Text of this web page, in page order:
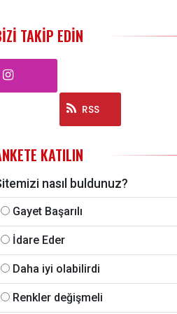
TAKIP EDIN
RSS
KATILIN
nasıl buldunuz?
Gayet Başarılı
İdare Eder
Daha iyi olabilirdi
Renkler değişmeli